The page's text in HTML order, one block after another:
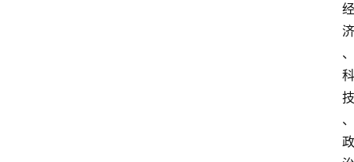
经
济
、
科
技
、
政